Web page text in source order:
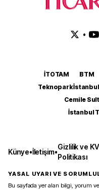
•
İTOTAM BTM
Teknopark İstanbul
Cemile
İstanbul
Künye•İletişim•
Gizlilik ve
Politikası
YASAL UYARI VE
Bu sayfada yer alan bilgi, yorum ve